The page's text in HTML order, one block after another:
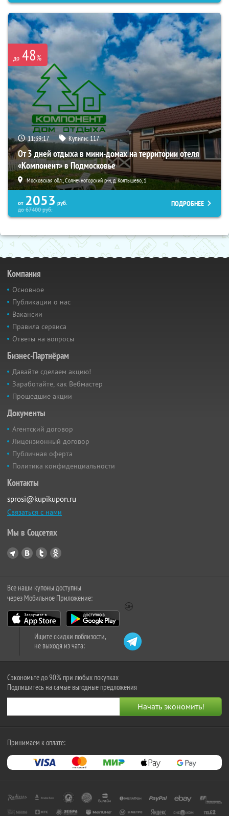
до 48%
11:39:15 Купили: 117
От 3 дней отдыха в мини-домах на территории отеля
«Компонент» в Подмосковье
Московская обл., Солнечногорский р-н, д. Колтышево, 1
от 2053 руб.
до67400руб.
ПОДРОБНЕЕ
Компания
Основное
Публикации о нас
Вакансии
Правила сервиса
Ответы на вопросы
Бизнес-Партнёрам
Давайте сделаем акцию!
Заработайте, как Вебмастер
Прошедшие акции
Документы
Агентский договор
Лицензионный договор
Публичная оферта
Политика конфиденциальности
Контакты
sprosi@kupikupon.ru
Связаться с нами
Мы в Соцсетях
Все наши купоны доступны
через Мобильное Приложение:
Ищите скидки поблизости,
не выходя из чата:
Сэкономьте до 90% при любых покупках
Подпишитесь на самые выгодные предложения
Принимаем к оплате: